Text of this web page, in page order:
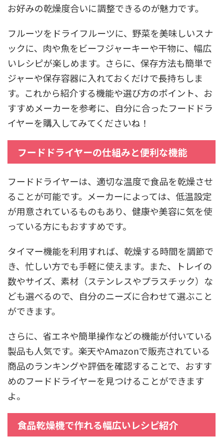
お好みの乾燥度合いに調整できるのが魅力です。
フルーツをドライフルーツに、野菜を美味しいスナ
ックに、肉や魚をビーフジャーキーや干物に、幅広
いレシピが楽しめます。さらに、保存方法も簡単で
ジャーや保存容器に入れておくだけで長持ちしま
す。これから紹介する機能や選び方のポイント、お
すすめメーカーを参考に、自分に合ったフードドラ
イヤーを購入してみてくださいね！
フードドライヤーの仕組みと便利な機能
フードドライヤーは、適切な温度で食品を乾燥させ
ることが可能です。メーカーによっては、低温設定
が用意されているものもあり、健康や美容に気を使
っている方にもおすすめです。
タイマー機能を利用すれば、乾燥する時間を調節で
き、忙しい方でも手軽に使えます。また、トレイの
数やサイズ、素材（ステンレスやプラスチック）な
ども選べるので、自分のニーズに合わせて選ぶこと
ができます。
さらに、省エネや簡単操作などの機能が付いている
製品も人気です。楽天やAmazonで販売されている
商品のランキングや評価を確認することで、おすす
めのフードドライヤーを見つけることができます
よ。
食品乾燥機で作れる幅広いレシピ紹介